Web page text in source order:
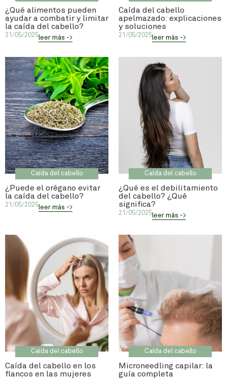
¿Qué alimentos pueden
ayudar a combatir y limitar
la caída del cabello?
21/05/2025leer más ->
Caída del cabello
apelmazado: explicaciones
y soluciones
21/05/2025leer más ->
Caída del cabello
¿Puede el orégano evitar
la caída del cabello?
21/05/2025leer más ->
Caída del cabello
¿Qué es el debilitamiento
del cabello? ¿Qué
significa?
21/05/2025leer más ->
Caída del cabello
Caída del cabello en los
flancos en las mujeres
Caída del cabello
Microneedling capilar: la
guía completa